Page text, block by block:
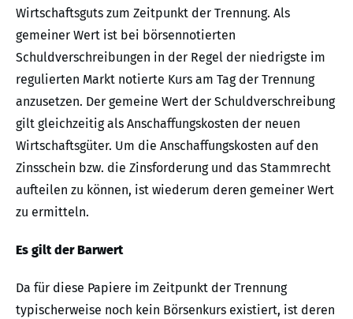
Wirtschaftsguts zum Zeitpunkt der Trennung. Als
gemeiner Wert ist bei börsennotierten
Schuldverschreibungen in der Regel der niedrigste im
regulierten Markt notierte Kurs am Tag der Trennung
anzusetzen. Der gemeine Wert der Schuldverschreibung
gilt gleichzeitig als Anschaffungskosten der neuen
Wirtschaftsgüter. Um die Anschaffungskosten auf den
Zinsschein bzw. die Zinsforderung und das Stammrecht
aufteilen zu können, ist wiederum deren gemeiner Wert
zu ermitteln.
Es gilt der Barwert
Da für diese Papiere im Zeitpunkt der Trennung
typischerweise noch kein Börsenkurs existiert, ist deren